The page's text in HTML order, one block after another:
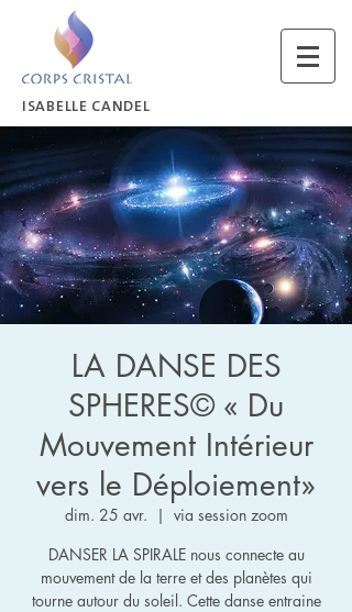
ISABELLE CANDEL
LA DANSE DES
SPHERES© « Du
Mouvement Intérieur
vers le Déploiement»
dim. 25 avr.
  |
via session zoom
DANSER LA SPIRALE nous connecte au
mouvement de la terre et des planètes qui
tourne autour du soleil. Cette danse entraine